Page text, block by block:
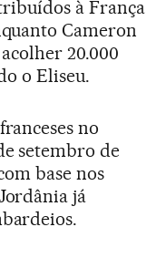
à França
Cameron
20.000
o Eliseu.
no
setembro de
base nos
já